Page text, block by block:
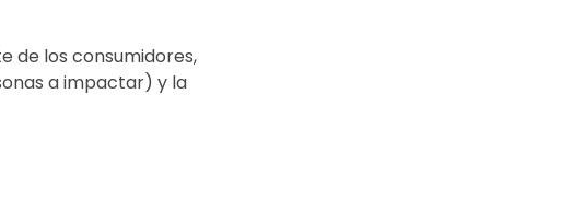
de los consumidores,
a impactar) y la